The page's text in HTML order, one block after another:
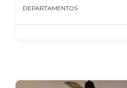
DEPARTAMENTOS